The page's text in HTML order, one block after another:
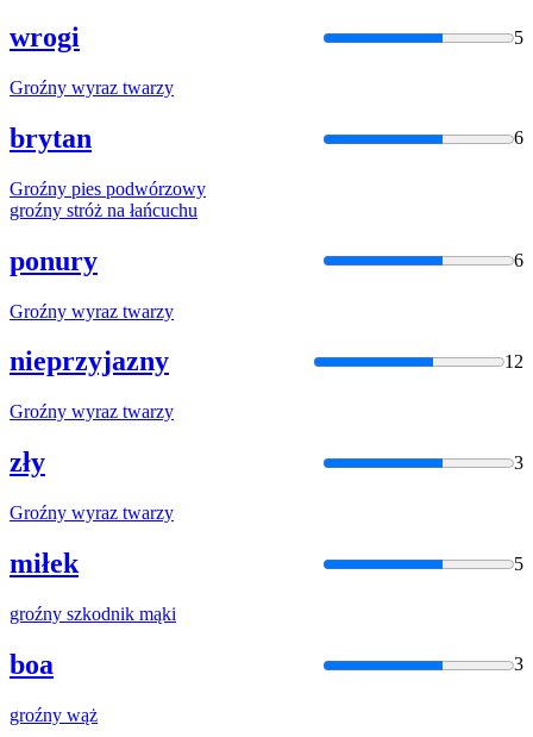
wrogi 5
Groźny wyraz twarzy
brytan 6
Groźny pies podwórzowy
groźny stróż na łańcuchu
ponury 6
Groźny wyraz twarzy
nieprzyjazny 12
Groźny wyraz twarzy
zły 3
Groźny wyraz twarzy
miłek 5
groźny szkodnik mąki
boa 3
groźny wąż